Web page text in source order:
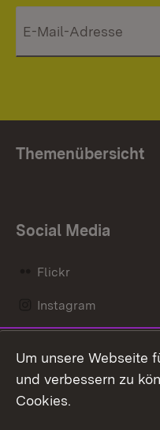
Themenübersicht
Social Media
Flickr
Instagram
Mastodon
Messenger
Um unsere Webseite
und verbessern zu
Cookies.